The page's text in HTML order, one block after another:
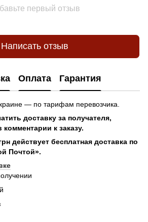
первый отзыв
Написать отзыв
Оплата Гарантия
— по тарифам перевозчика.
доставку за получателя,
к заказу.
действует бесплатная доставка по
Почтой».